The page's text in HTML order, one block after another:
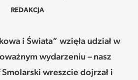
REDAKCJA
i Świata” wzięła udział w
wydarzeniu – nasz
wreszcie dojrzał i